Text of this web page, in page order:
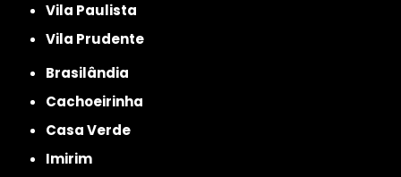
Vila Paulista
Vila Prudente
Brasilândia
Cachoeirinha
Casa Verde
Imirim